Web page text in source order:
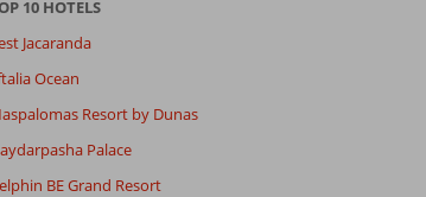
10 HOTELS
Jacaranda
Ocean
Resort by Dunas
Palace
BE Grand Resort